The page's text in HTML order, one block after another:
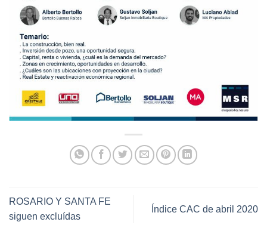
ROSARIO Y SANTA FE
siguen excluídas
Índice CAC de abril 2020